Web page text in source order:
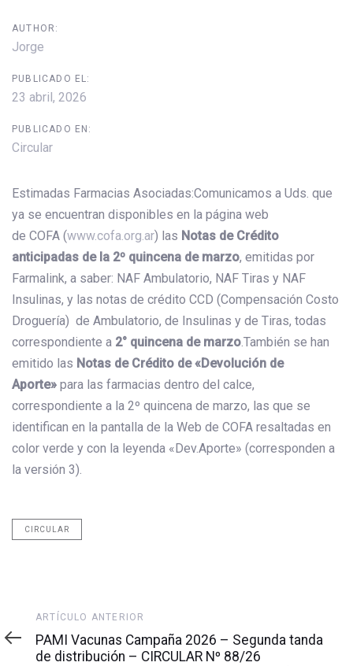
AUTHOR:
Jorge
PUBLICADO EL:
23 abril, 2026
PUBLICADO EN:
Circular
Estimadas Farmacias Asociadas:Comunicamos a Uds. que
ya se encuentran disponibles en la página web
de COFA (www.cofa.org.ar) las Notas de Crédito
anticipadas de la 2º quincena de marzo, emitidas por
Farmalink, a saber: NAF Ambulatorio, NAF Tiras y NAF
Insulinas, y las notas de crédito CCD (Compensación Costo
Droguería) de Ambulatorio, de Insulinas y de Tiras, todas
correspondiente a 2° quincena de marzo.También se han
emitido las Notas de Crédito de «Devolución de
Aporte» para las farmacias dentro del calce,
correspondiente a la 2º quincena de marzo, las que se
identifican en la pantalla de la Web de COFA resaltadas en
color verde y con la leyenda «Dev.Aporte» (corresponden a
la versión 3).
CIRCULAR
Artículo
anterior
ARTÍCULO ANTERIOR
PAMI Vacunas Campaña 2026 – Segunda tanda
de distribución – CIRCULAR Nº 88/26